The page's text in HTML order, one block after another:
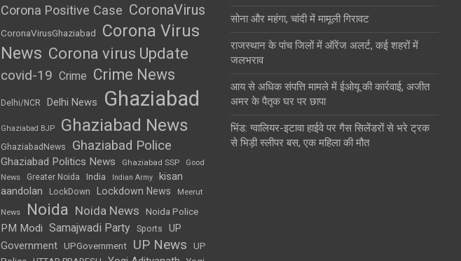
Corona Positive Case CoronaVirus
CoronaVirusGhaziabad
Corona Virus
News Corona virus Update
covid-19 Crime Crime News
Delhi/NCR Delhi News Ghaziabad
Ghaziabad BJP Ghaziabad News
GhaziabadNews Ghaziabad Police
Ghaziabad Politics News Ghaziabad SSP
Good
News
Greater Noida India Indian Army
kisan
aandolan
LockDown Lockdown News Meerut
News Noida Noida News Noida Police
PM Modi Samajwadi Party Sports
UP
Government UPGovernment UP News
UP
सोना और महंगा, चांदी में मामूली गिरावट
राजस्थान के पांच जिलों में ऑरेंज अलर्ट, कई शहरों में
जलभराव
आय से अधिक संपत्ति मामले में ईओयू की कार्रवाई, अजीत
अमर के पैतृक घर पर छापा
भिंड: ग्वालियर-इटावा हाईवे पर गैस सिलेंडरों से भरे ट्रक
से भिड़ी स्लीपर बस, एक महिला की मौत